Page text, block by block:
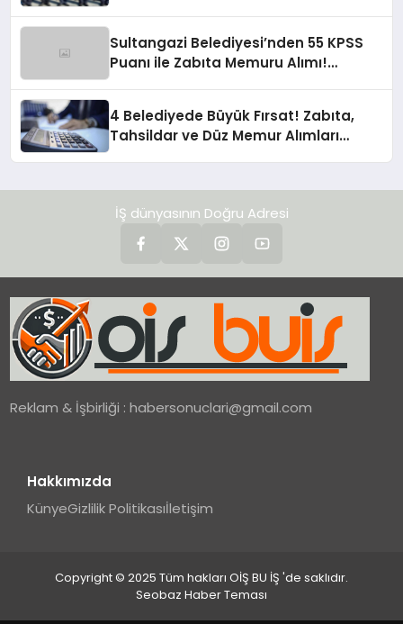
Sultangazi Belediyesi’nden 55 KPSS
Puanı ile Zabıta Memuru Alımı!
4 Belediyede Büyük Fırsat! Zabıta,
Tahsildar ve Düz Memur Alımları
İŞ dünyasının Doğru Adresi
Reklam & İşbirliği :habersonuclari@gmail.com
Hakkımızda
KünyeGizlilik Politikasıİletişim
Copyright © 2025 Tüm hakları OİŞ BU İŞ 'de saklıdır.
Seobaz Haber Teması